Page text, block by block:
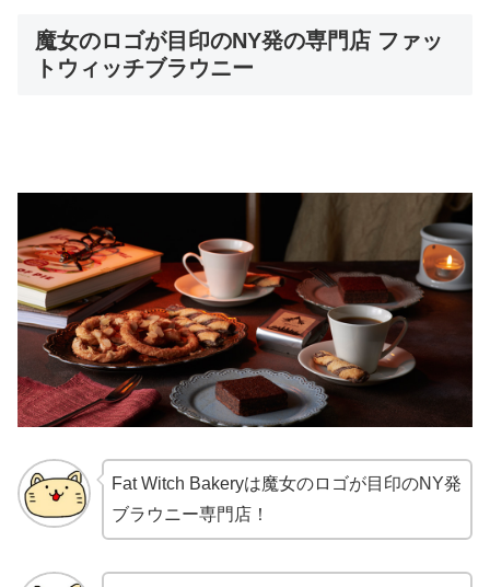
魔女のロゴが目印のNY発の専門店 ファッ
トウィッチブラウニー
Fat Witch Bakeryは魔女のロゴが目印のNY発
ブラウニー専門店！